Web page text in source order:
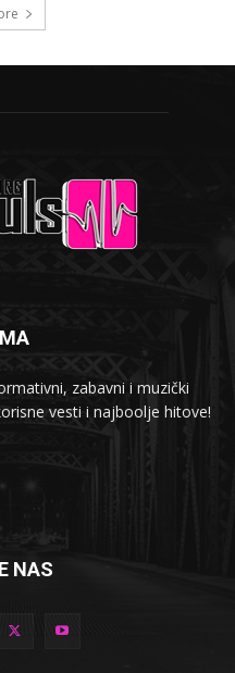
zabavni i muzički
vesti i najboolje hitove!
NAS